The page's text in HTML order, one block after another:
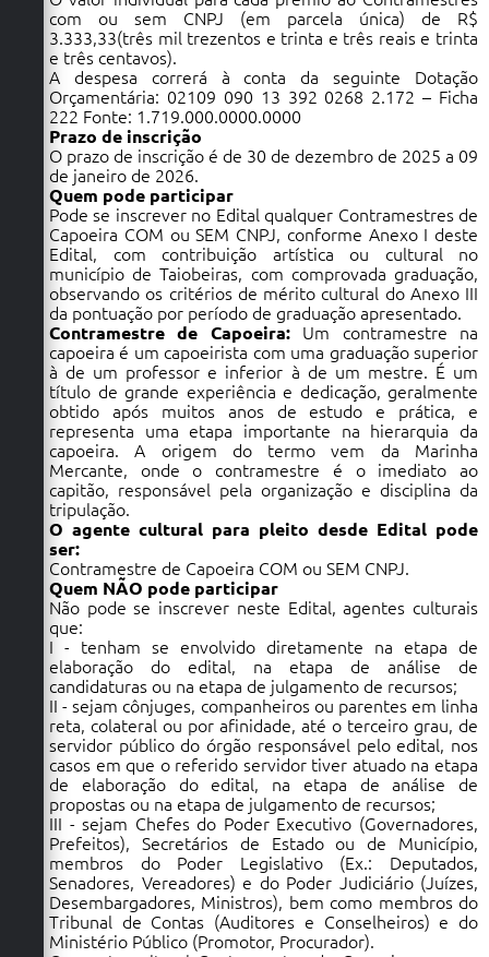
com ou sem CNPJ (em parcela única) de R$
3.333,33(três mil trezentos e trinta e três reais e trinta
e três centavos).
A despesa correrá à conta da seguinte Dotação
Orçamentária: 02109 090 13 392 0268 2.172 – Ficha
222 Fonte: 1.719.000.0000.0000
Prazo de inscrição
O prazo de inscrição é de 30 de dezembro de 2025 a 09
de janeiro de 2026.
Quem pode participar
Pode se inscrever no Edital qualquer Contramestres de
Capoeira COM ou SEM CNPJ, conforme Anexo I deste
Edital, com contribuição artística ou cultural no
município de Taiobeiras, com comprovada graduação,
observando os critérios de mérito cultural do Anexo III
da pontuação por período de graduação apresentado.
Contramestre de Capoeira: Um contramestre na
capoeira é um capoeirista com uma graduação superior
à de um professor e inferior à de um mestre. É um
título de grande experiência e dedicação, geralmente
obtido após muitos anos de estudo e prática, e
representa uma etapa importante na hierarquia da
capoeira. A origem do termo vem da Marinha
Mercante, onde o contramestre é o imediato ao
capitão, responsável pela organização e disciplina da
tripulação.
O agente cultural para pleito desde Edital pode
ser:
Contramestre de Capoeira COM ou SEM CNPJ.
Quem NÃO pode participar
Não pode se inscrever neste Edital, agentes culturais
que:
I - tenham se envolvido diretamente na etapa de
elaboração do edital, na etapa de análise de
candidaturas ou na etapa de julgamento de recursos;
II - sejam cônjuges, companheiros ou parentes em linha
reta, colateral ou por afinidade, até o terceiro grau, de
servidor público do órgão responsável pelo edital, nos
casos em que o referido servidor tiver atuado na etapa
de elaboração do edital, na etapa de análise de
propostas ou na etapa de julgamento de recursos;
III - sejam Chefes do Poder Executivo (Governadores,
Prefeitos), Secretários de Estado ou de Município,
membros do Poder Legislativo (Ex.: Deputados,
Senadores, Vereadores) e do Poder Judiciário (Juízes,
Desembargadores, Ministros), bem como membros do
Tribunal de Contas (Auditores e Conselheiros) e do
Ministério Público (Promotor, Procurador).